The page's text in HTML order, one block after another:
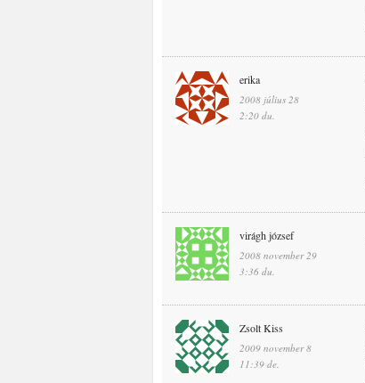
erika
2008 július 28
2:20 du.
virágh józsef
2008 november 29
3:36 du.
Zsolt Kiss
2009 november 8
11:39 de.